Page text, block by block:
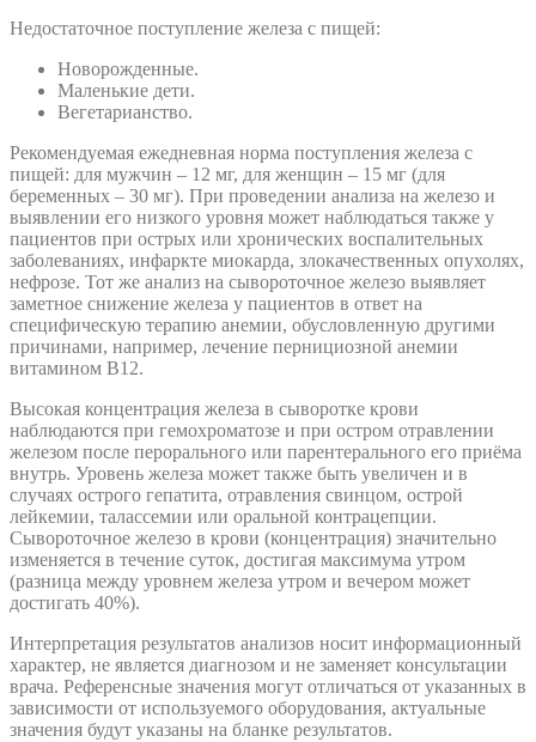
Недостаточное поступление железа с пищей:
Новорожденные.
Маленькие дети.
Вегетарианство.
Рекомендуемая ежедневная норма поступления железа с
пищей: для мужчин – 12 мг, для женщин – 15 мг (для
беременных – 30 мг). При проведении анализа на железо и
выявлении его низкого уровня может наблюдаться также у
пациентов при острых или хронических воспалительных
заболеваниях, инфаркте миокарда, злокачественных опухолях,
нефрозе. Тот же анализ на сывороточное железо выявляет
заметное снижение железа у пациентов в ответ на
специфическую терапию анемии, обусловленную другими
причинами, например, лечение пернициозной анемии
витамином B12.
Высокая концентрация железа в сыворотке крови
наблюдаются при гемохроматозе и при остром отравлении
железом после перорального или парентерального его приёма
внутрь. Уровень железа может также быть увеличен и в
случаях острого гепатита, отравления свинцом, острой
лейкемии, талассемии или оральной контрацепции.
Сывороточное железо в крови (концентрация) значительно
изменяется в течение суток, достигая максимума утром
(разница между уровнем железа утром и вечером может
достигать 40%).
Интерпретация результатов анализов носит информационный
характер, не является диагнозом и не заменяет консультации
врача. Референсные значения могут отличаться от указанных в
зависимости от используемого оборудования, актуальные
значения будут указаны на бланке результатов.